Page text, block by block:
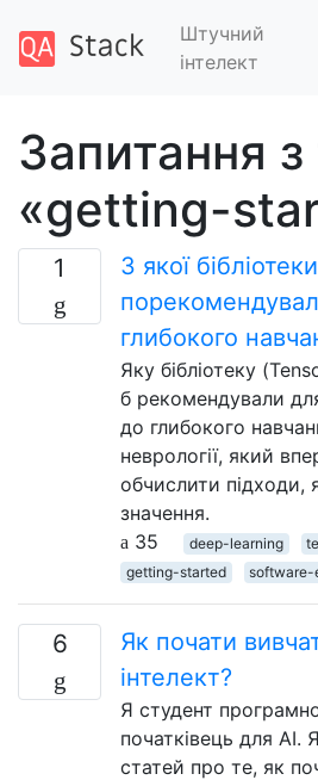
Штучний
інтелект
Запитання
«getting-
1
З якої
глибокого
Яку бібліотеку
б рекомендували
до глибокого
неврології, який
обчислити
значення.
35
deep-learning
getting-started
software-
6
Як почати
інтелект?
Я студент
початківець для AI.
статей про те, як